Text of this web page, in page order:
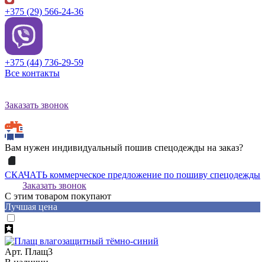
+375 (29) 566-24-36
+375 (44) 736-29-59
Все контакты
Заказать звонок
Вам нужен индивидуальный пошив спецодежды на заказ?
СКАЧАТЬ коммерческое предложение по пошиву спецодежды
Заказать звонок
С этим товаром покупают
Лучшая цена
Арт. Плащ3